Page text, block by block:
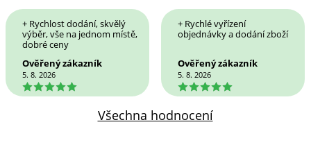
+ Rychlost dodání, skvělý
výběr, vše na jednom místě,
dobré ceny
Ověřený zákazník
5. 8. 2026
5
+ Rychlé vyřízení
objednávky a dodání zboží
Ověřený zákazník
5. 8. 2026
5
Všechna hodnocení